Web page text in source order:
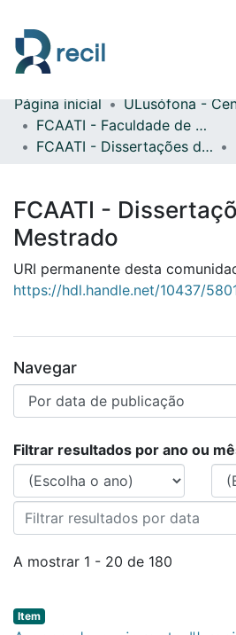
Comunidades & Coleções
Percorrer repositório
Página inicial
FCAATI - Faculdade de Comunicação, Arquitetura, Artes e Tecnologias da Informação
FCAATI - Dissertações de Mestrado
FCAATI -
Mestrado
URI permanente desta
https://hdl.handle.net/10437/
Navegar
Percorrer FCAATI
Filtrar resultados por ano ou
A mostrar 1 - 20 de 180
Item type:
Item,